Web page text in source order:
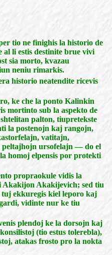
tio ne finighis la historio de
li estis destinite brue vivi
sia morto, kvazau
neniu rimarkis.
historio neatendite ricevis
ke che la ponto Kalinkin
mortinto sub la aspekto de
palton, tiupretekste
la postenojn kaj rangojn,
vatitajn,
ursofelajn — do el
homoj elpensis por protekti
propraokule vidis la
Akakijevich; sed tiu
ekkuregis kiel leporo kaj
vidinte nur ke tiu
plendoj ke la dorsojn kaj
(tio estus tolerebla),
atakas frosto pro la nokta